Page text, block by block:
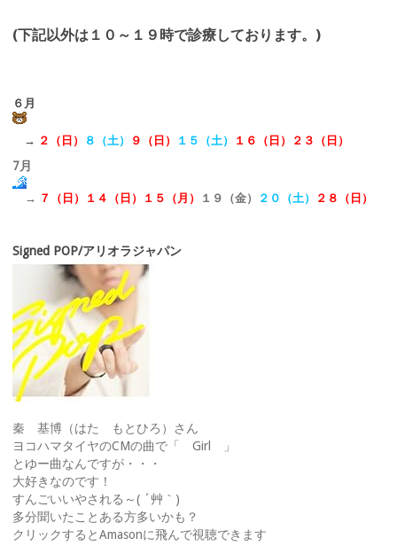
(下記以外は１０～１９時で診療しております。)
６月
→ ２（日） ８（土） ９（日） １５（土） １６（日）２３（日）
7月
→ ７（日）１４（日）１５（月） １９（金） ２０（土） ２８（日）
Signed POP/アリオラジャパン
秦 基博（はた もとひろ）さん
ヨコハマタイヤのCMの曲で「 Girl 」
とゆー曲なんですが・・・
大好きなのです！
すんごいいやされる～( ´艸｀)
多分聞いたことある方多いかも？
クリックするとAmasonに飛んで視聴できます